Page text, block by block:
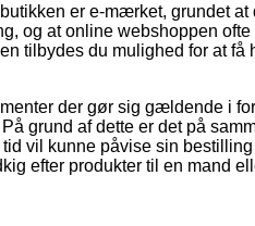
er e-mærket, grundet
og at online webshoppen ofte
tilbydes du mulighed for at få
der gør sig gældende i
grund af dette er det på
vil kunne påvise sin bestilling
efter produkter til en mand